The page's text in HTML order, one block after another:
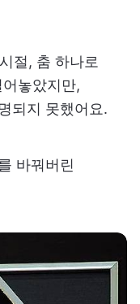
절, 춤 하나로
놓았지만,
되지 못했어요.
바꿔버린